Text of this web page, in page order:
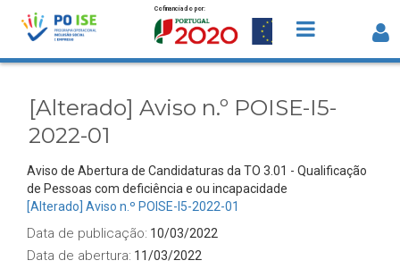
Saltar para o conteúdo
Detalhe Avisos
Cofinanciado por:
[Alterado] Aviso n.º POISE-I5-
2022-01
Aviso de Abertura de Candidaturas da TO 3.01 - Qualificação
de Pessoas com deficiência e ou incapacidade
[Alterado] Aviso n.º POISE-I5-2022-01
Data de publicação: 10/03/2022
Data de abertura: 11/03/2022